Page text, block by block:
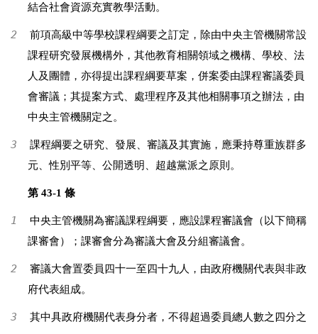
結合社會資源充實教學活動。
2 前項高級中等學校課程綱要之訂定，除由中央主管機關常設
課程研究發展機構外，其他教育相關領域之機構、學校、法
人及團體，亦得提出課程綱要草案，併案委由課程審議委員
會審議；其提案方式、處理程序及其他相關事項之辦法，由
中央主管機關定之。
3 課程綱要之研究、發展、審議及其實施，應秉持尊重族群多
元、性別平等、公開透明、超越黨派之原則。
第 43-1 條
1 中央主管機關為審議課程綱要，應設課程審議會（以下簡稱
課審會）；課審會分為審議大會及分組審議會。
2 審議大會置委員四十一至四十九人，由政府機關代表與非政
府代表組成。
3 其中具政府機關代表身分者，不得超過委員總人數之四分之